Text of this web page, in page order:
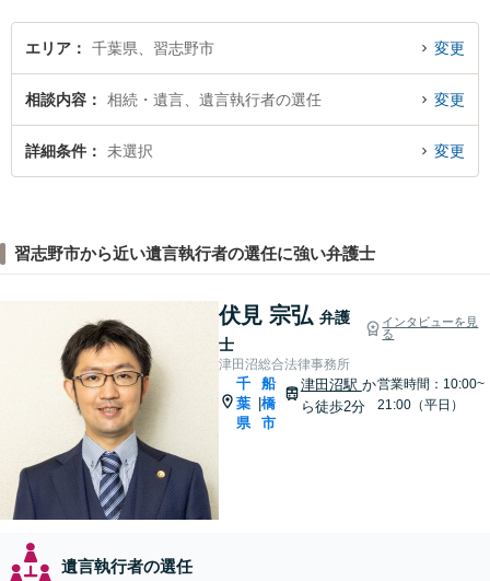
エリア 千葉県、習志野市 変更
相談内容 相続・遺言、遺言執行者の選任 変更
詳細条件 未選択 変更
習志野市から近い遺言執行者の選任に強い弁護士
伏見 宗弘 弁護
士
インタビューを見
る
津田沼総合法律事務所
千
葉
県
船
橋
市
津田沼駅 か
ら徒歩2分
営業時間：10:00~
21:00（平日）
遺言執行者の選任